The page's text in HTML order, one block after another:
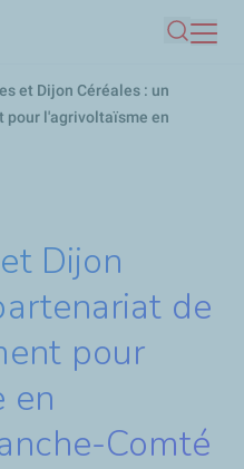
et Dijon Céréales : un
pour l'agrivoltaïsme en
Dijon
de
pour
en
Comté